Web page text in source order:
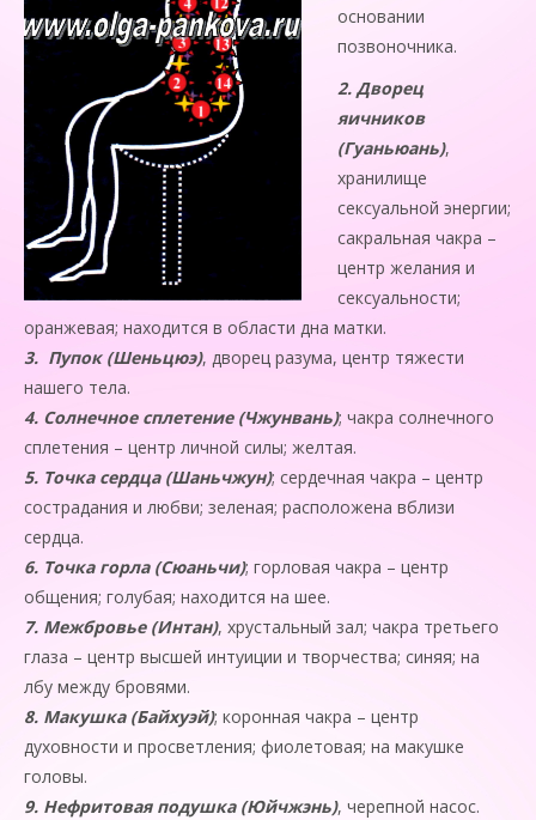
основании
позвоночника.
2. Дворец
яичников
(Гуаньюань),
хранилище
сексуальной энергии;
сакральная чакра –
центр желания и
сексуаль­ности;
оранжевая; находится в области дна матки.
3. Пупок (Шеньцюэ), дворец разума, центр тяжести
нашего тела.
4. Солнечное сплетение (Чжунвань); чакра солнечного
сплетения – центр личной силы; желтая.
5. Точка сердца (Шаньчжун); сердечная чакра – центр
сострадания и любви; зеленая; расположена вбли­зи
сердца.
6. Точка горла (Сюаньчи); горловая чакра – центр
общения; голубая; находится на шее.
7. Межбровье (Интан), хрустальный зал; чакра третьего
глаза – центр высшей интуиции и творчества; синяя; на
лбу между бровями.
8. Макушка (Байхуэй); коронная чакра – центр
духовности и просветления; фиолетовая; на макушке
головы.
9. Нефритовая подушка (Юйчжэнь), черепной насос.